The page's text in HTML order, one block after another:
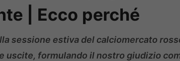
| Ecco perché
sessione estiva del calciomercato
uscite, formulando il nostro giudizio